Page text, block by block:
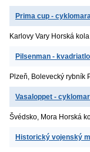
Prima cup -
Karlovy Vary Horská kola
Pilsenman -
Plzeň, Bolevecký rybník
Vasaloppet -
Švédsko, Mora Horská
Historický vojenský